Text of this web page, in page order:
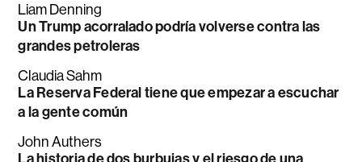
Liam Denning
Un Trump acorralado podría volverse contra las
grandes petroleras
Claudia Sahm
La Reserva Federal tiene que empezar a escuchar
a la gente común
John Authers